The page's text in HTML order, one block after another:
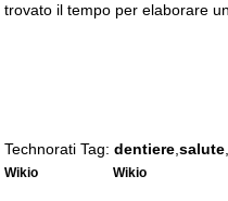
trovato il tempo per elaborare
Technorati Tag: dentiere,salute,
Wikio Wikio